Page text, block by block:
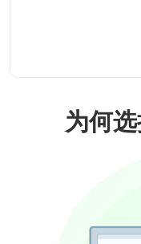
为何